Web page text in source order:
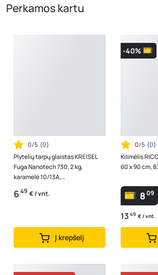
Perkamos kartu
0/5 (0)
Plytelių tarpų glaistas KREISEL
Fuga Nanotech 730, 2 kg,
karamelė 10/13A,
KP/fuga/730/2/13A
649 € / vnt.
Į krepšelį
-40%
0/5 (0)
Kilimėlis
60 x 90 cm,
809
1349 € / vnt.